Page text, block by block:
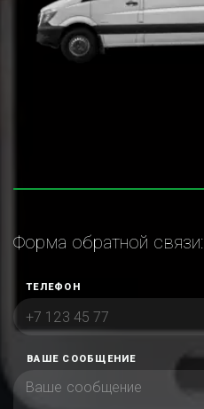
Форма обратной связи:
ТЕЛЕФОН
ВАШЕ СООБЩЕНИЕ